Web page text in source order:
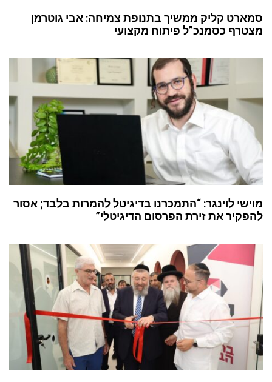
סמארט קליק ממשיך בתנופת צמיחה: אבי גוטרמן
מצטרף כסמנכ”ל פיתוח מקצועי
מוישי לוינגר: “התמכרנו בדיגיטל להמרות בלבד; אסור
להפקיר את זירת הפרסום הדיגיטלי”